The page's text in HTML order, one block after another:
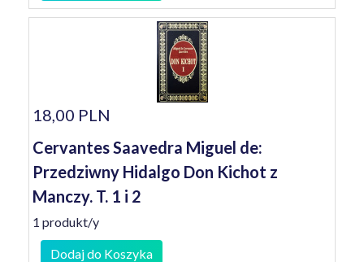
18,00 PLN
Cervantes Saavedra Miguel de:
Przedziwny Hidalgo Don Kichot z
Manczy. T. 1 i 2
1 produkt/y
Dodaj do Koszyka